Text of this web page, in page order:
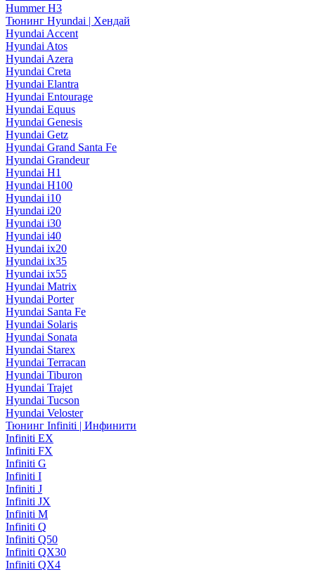
Hummer H3
Тюнинг Hyundai | Хендай
Hyundai Accent
Hyundai Atos
Hyundai Azera
Hyundai Creta
Hyundai Elantra
Hyundai Entourage
Hyundai Equus
Hyundai Genesis
Hyundai Getz
Hyundai Grand Santa Fe
Hyundai Grandeur
Hyundai H1
Hyundai H100
Hyundai i10
Hyundai i20
Hyundai i30
Hyundai i40
Hyundai ix20
Hyundai ix35
Hyundai ix55
Hyundai Matrix
Hyundai Porter
Hyundai Santa Fe
Hyundai Solaris
Hyundai Sonata
Hyundai Starex
Hyundai Terracan
Hyundai Tiburon
Hyundai Trajet
Hyundai Tucson
Hyundai Veloster
Тюнинг Infiniti | Инфинити
Infiniti EX
Infiniti FX
Infiniti G
Infiniti I
Infiniti J
Infiniti JX
Infiniti M
Infiniti Q
Infiniti Q50
Infiniti QX30
Infiniti QX4